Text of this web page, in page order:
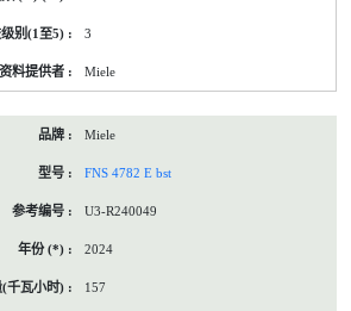
3
Miele
Miele
FNS 4782 E bst
U3-R240049
2024
157